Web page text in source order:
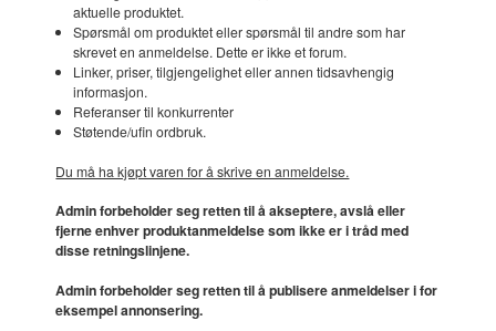
aktuelle produktet.
Spørsmål om produktet eller spørsmål til andre som har
skrevet en anmeldelse. Dette er ikke et forum.
Linker, priser, tilgjengelighet eller annen tidsavhengig
informasjon.
Referanser til konkurrenter
Støtende/ufin ordbruk.
Du må ha kjøpt varen for å skrive en anmeldelse.
Admin forbeholder seg retten til å akseptere, avslå eller
fjerne enhver produktanmeldelse som ikke er i tråd med
disse retningslinjene.
Admin forbeholder seg retten til å publisere anmeldelser i for
eksempel annonsering.